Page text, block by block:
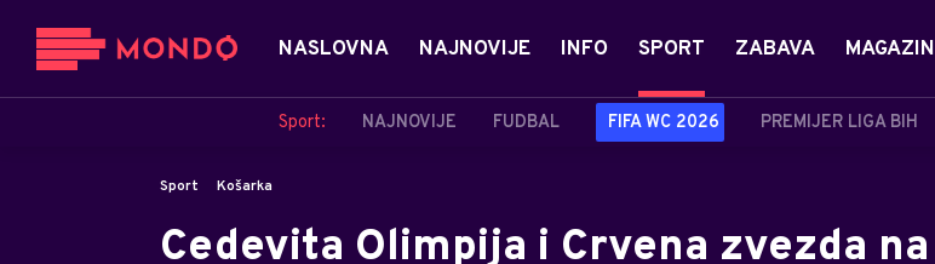
NASLOVNA NAJNOVIJE INFO SPORT
Sport: NAJNOVIJE FUDBAL FIFA WC 2026 PREMIJER LIGA BIH
ZABAVA MAGAZIN
Sport Košarka
Cedevita Olimpija i Crvena zvezda na